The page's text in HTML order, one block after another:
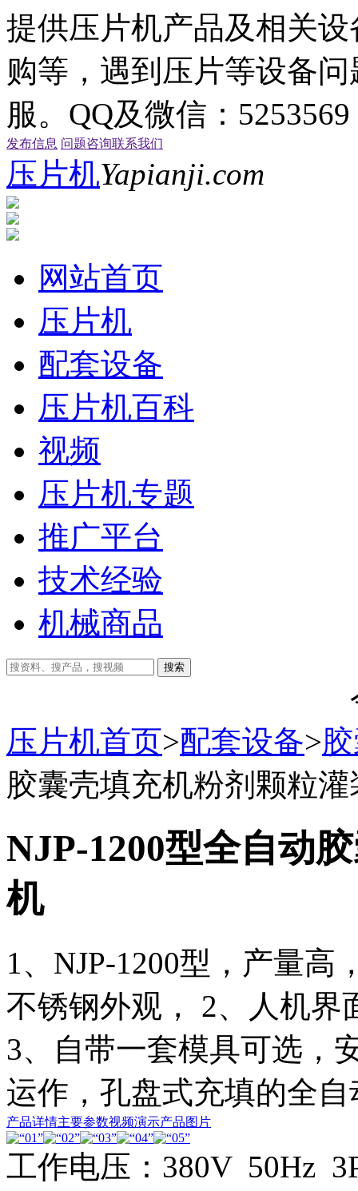
提供压片机产品及相关
购等，遇到压片等设备
服。QQ及微信：5253569
发布信息 问题咨询联系我们
压片机Yapianji.com
网站首页
压片机
配套设备
压片机百科
视频
压片机专题
推广平台
技术经验
机械商品
压片机首页>配套设备>
胶囊壳填充机粉剂颗粒灌
NJP-1200型全自动
机
1、NJP-1200型，产量
不锈钢外观， 2、人机界
3、自带一套模具可选，
运作，孔盘式充填的全
产品详情主要参数视频演示产品图片
工作电压：380V 50Hz